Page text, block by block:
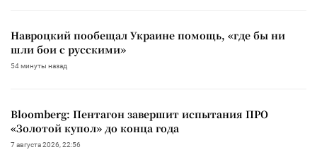
Навроцкий пообещал Украине помощь, «где бы ни
шли бои с русскими»
54 минуты назад
Bloomberg: Пентагон завершит испытания ПРО
«Золотой купол» до конца года
7 августа 2026, 22:56